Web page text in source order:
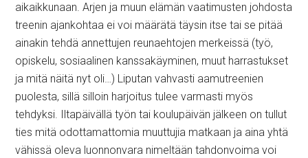
aikaikkunaan. Arjen ja muun elämän vaatimusten johdosta
treenin ajankohtaa ei voi määrätä täysin itse tai se pitää
ainakin tehdä annettujen reunaehtojen merkeissä (työ,
opiskelu, sosiaalinen kanssakäyminen, muut harrastukset
ja mitä näitä nyt oli…) Liputan vahvasti aamutreenien
puolesta, sillä silloin harjoitus tulee varmasti myös
tehdyksi. Iltapäivällä työn tai koulupäivän jälkeen on tullut
ties mitä odottamattomia muuttujia matkaan ja aina yhtä
vähissä oleva luonnonvara nimeltään tahdonvoima voi